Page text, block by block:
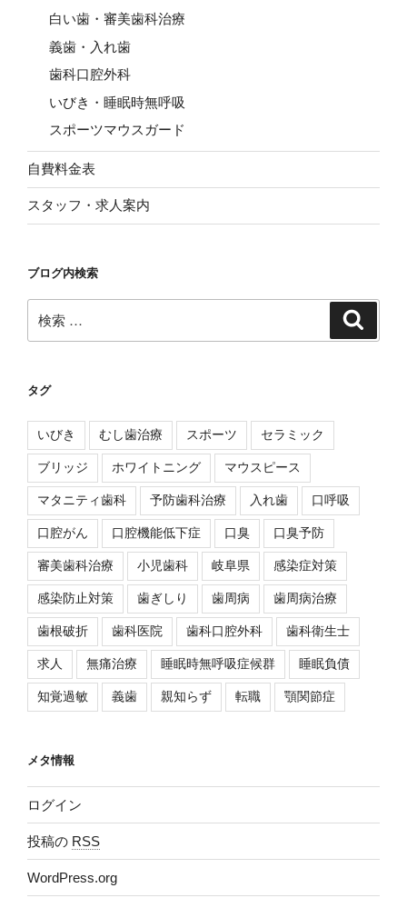
白い歯・審美歯科治療
義歯・入れ歯
歯科口腔外科
いびき・睡眠時無呼吸
スポーツマウスガード
自費料金表
スタッフ・求人案内
ブログ内検索
索:
タグ
いびき むし歯治療 スポーツ セラミック
ブリッジ ホワイトニング マウスピース
マタニティ歯科 予防歯科治療 入れ歯 口呼吸
口腔がん 口腔機能低下症 口臭 口臭予防
審美歯科治療 小児歯科 岐阜県 感染症対策
感染防止対策 歯ぎしり 歯周病 歯周病治療
歯根破折 歯科医院 歯科口腔外科 歯科衛生士
求人 無痛治療 睡眠時無呼吸症候群 睡眠負債
知覚過敏 義歯 親知らず 転職 顎関節症
メタ情報
ログイン
投稿の RSS
WordPress.org